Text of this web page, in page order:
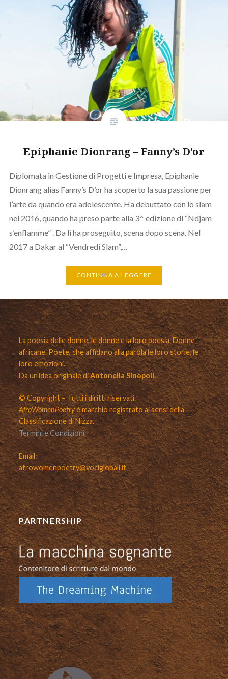
Epiphanie Dionrang – Fanny’s D’or
Diplomata in Gestione di Progetti e Impresa, Epiphanie
Dionrang alias Fanny’s D’or ha scoperto la sua passione per
l’arte da quando era adolescente. Ha debuttato con lo slam
nel 2016, quando ha preso parte alla 3^ edizione di “Ndjam
s’enflamme” . Da lì ha proseguito, scena dopo scena. Nel
2017 a Dakar al “Vendredi Slam”,…
CONTINUA A LEGGERE
La poesia delle donne, le donne e la loro poesia. Donne
africane. Poete, che affidano alla parola le loro storie, le
loro emozioni.
Da un’idea originale diAntonella Sinopoli.
© Copyright – Tutti i diritti riservati.
AfroWomenPoetryè marchio registrato ai sensi della
Classificazione di Nizza.
Termini e Condizioni
Email:
afrowomenpoetry@vociglobali.it
PARTNERSHIP